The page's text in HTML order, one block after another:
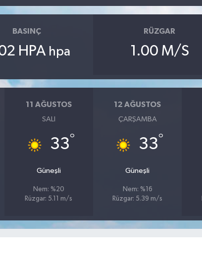
BASINÇ
HPA hpa
RÜZGAR
1.00 M/S
11 AĞUSTOS
SALI
33°
Güneşli
Nem: %20
Rüzgar: 5.11 m/s
12 AĞUSTOS
ÇARŞAMBA
33°
Güneşli
Nem: %16
Rüzgar: 5.39 m/s